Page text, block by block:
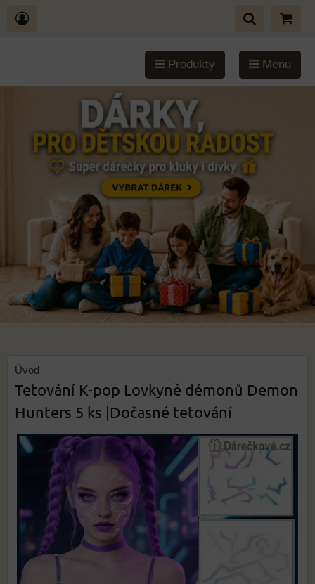
Produkty Menu
Úvod
Tetování K-pop Lovkyně démonů Demon
Hunters 5 ks |Dočasné tetování